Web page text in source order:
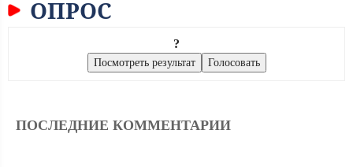
ОПРОС
?
ПОСЛЕДНИЕ КОММЕНТАРИИ